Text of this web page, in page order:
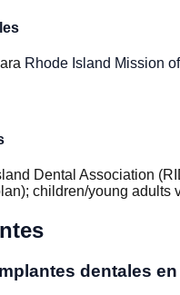
Rhode Island Mission
Dental Association
children/young
dentales